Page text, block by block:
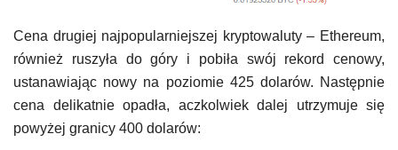
Cena drugiej najpopularniejszej kryptowaluty – Ethereum,
również ruszyła do góry i pobiła swój rekord cenowy,
ustanawiając nowy na poziomie 425 dolarów. Następnie
cena delikatnie opadła, aczkolwiek dalej utrzymuje się
powyżej granicy 400 dolarów: